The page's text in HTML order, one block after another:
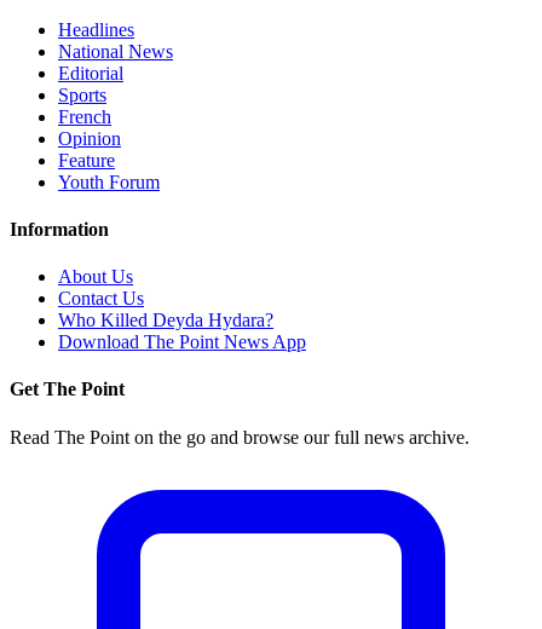
Headlines
National News
Editorial
Sports
French
Opinion
Feature
Youth Forum
Information
About Us
Contact Us
Who Killed Deyda Hydara?
Download The Point News App
Get The Point
Read The Point on the go and browse our full news archive.